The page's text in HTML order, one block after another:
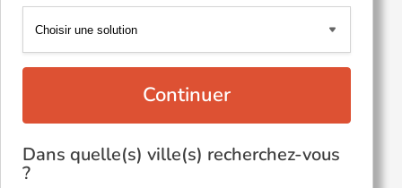
Continuer
Dans quelle(s) ville(s) recherchez-vous
?